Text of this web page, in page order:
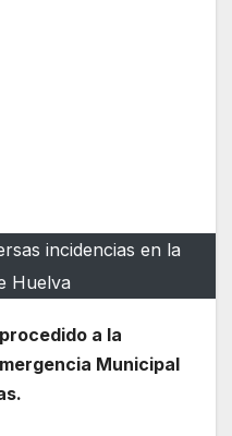
incidencias en la
Huelva
a la
Municipal